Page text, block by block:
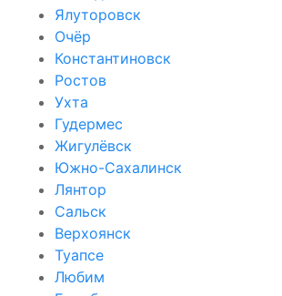
Ялуторовск
Очёр
Константиновск
Ростов
Ухта
Гудермес
Жигулёвск
Южно-Сахалинск
Лянтор
Сальск
Верхоянск
Туапсе
Любим